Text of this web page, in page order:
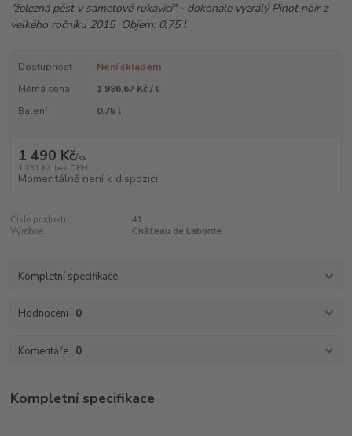
"železná pěst v sametové rukavici" - dokonale vyzrálý Pinot noir z
velkého ročníku 2015 Objem: 0,75 l
Dostupnost
Není skladem
Měrná cena
1 986,67 Kč / l
Balení
0.75 l
1 490 Kč/ks
1 231 Kč bez DPH
Momentálně není k dispozici
Číslo produktu:
41
Výrobce:
Château de Laborde
Kompletní specifikace
Hodnocení 0
Komentáře 0
Kompletní specifikace